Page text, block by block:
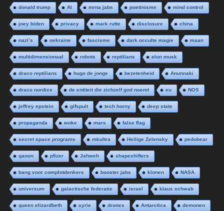
donald trump AI mrna jabs poetinisme mind control
joey biden privacy mark rutte disclosure china
nazi’s oekraine fascisme dark occulte magie maan
multidimensionaal robots reptilians elon musk
draco reptilians hugo de jonge bezetenheid Anunnaki
draco nordics de entiteit die zichzelf god noemt eu NOS
jeffrey epstein gifspuit tech horny deep state
propaganda woke mars false flag
secret space programs mkultra Heilige Zelensky pedobear
qanon pfizer Jahweh shapeshifters
bang voor complotdenkers booster jabs klonen NASA
universum galactische federatie israel klaus schwab
queen elizardbeth syrie drones Antarctica demonen